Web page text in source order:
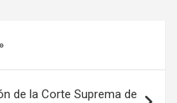
de la Corte Suprema de